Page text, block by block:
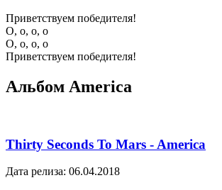
Приветствуем победителя!
О, о, о, о
О, о, о, о
Приветствуем победителя!
Альбом America
Thirty Seconds To Mars - America
Дата релиза: 06.04.2018